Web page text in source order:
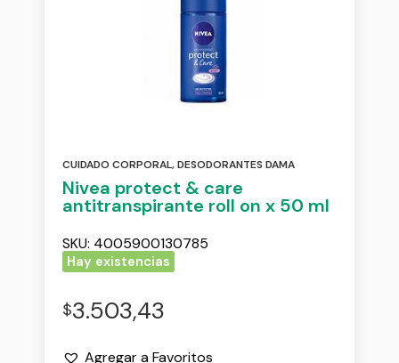
CUIDADO CORPORAL,DESODORANTES DAMA
Nivea protect & care
antitranspirante roll on x 50 ml
SKU: 4005900130785
Hay existencias
$3.503,43
Agregar a Favoritos